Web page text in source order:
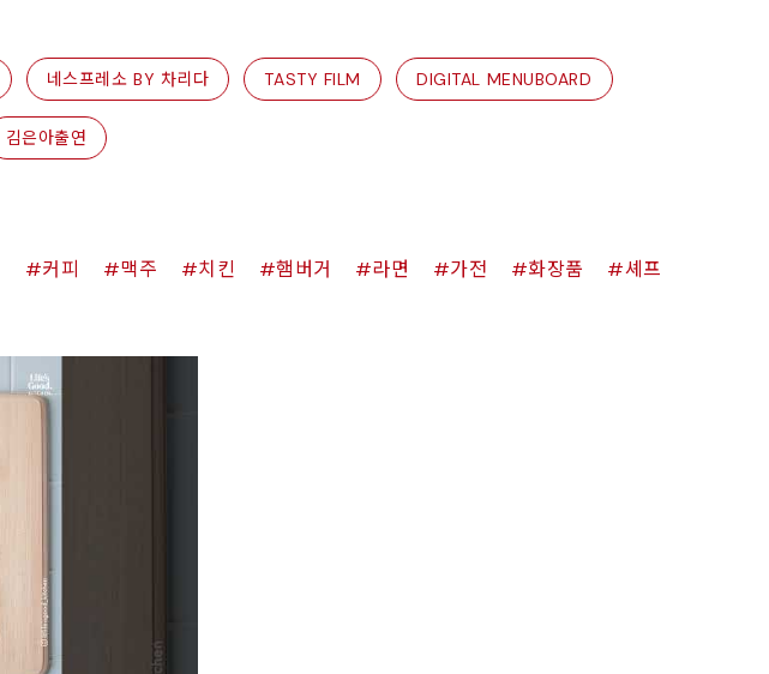
네스프레소 BY 차리다 TASTY FILM DIGITAL MENUBOARD
김은아출연
커피 맥주 치킨 햄버거 라면 가전 화장품 셰프